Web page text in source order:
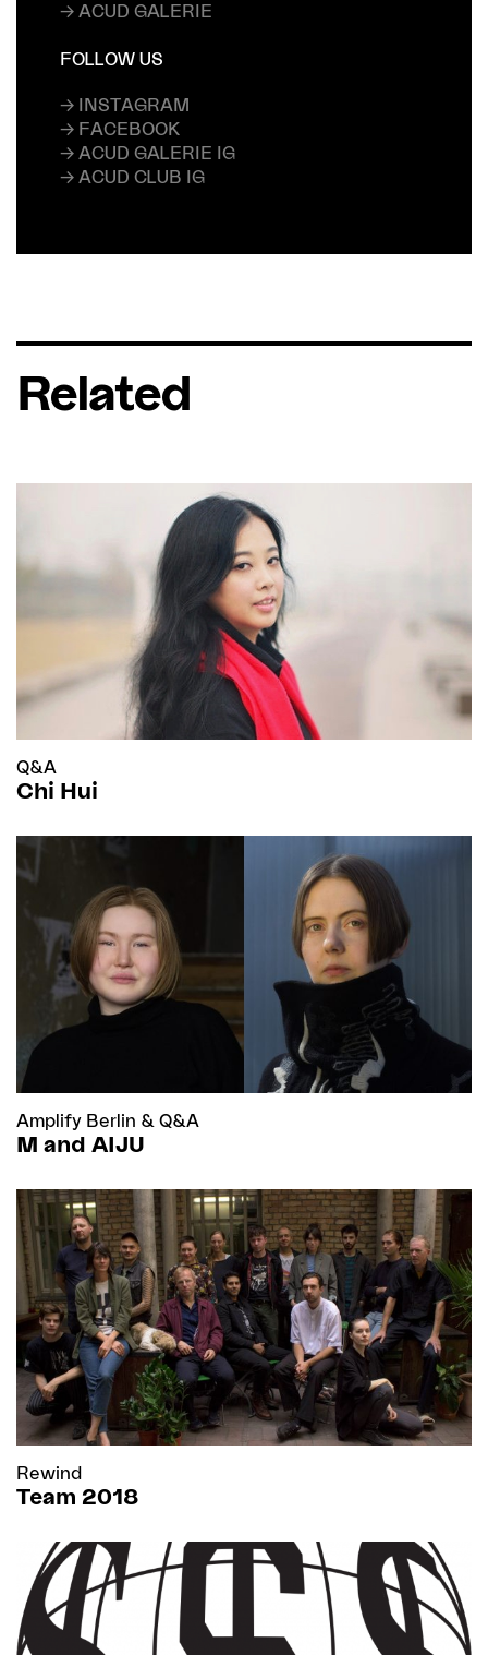
→ ACUD GALERIE
FOLLOW US
→ INSTAGRAM
→ FACEBOOK
→ ACUD GALERIE IG
→ ACUD CLUB IG
Related
Q&A
Chi Hui
Amplify Berlin & Q&A
M and AIJU
Rewind
Team 2018